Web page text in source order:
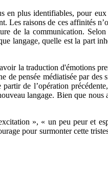
en plus identifiables, pour
Les raisons de ces affinités
de la communication.
langage, quelle est la part
la traduction d'émotions
pensée médiatisée par des
de l’opération
langage. Bien que
», « un peu peur et
pour surmonter cette